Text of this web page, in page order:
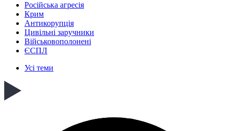
Російська агресія
Крим
Антикорупція
Цивільні заручники
Військовополонені
ЄСПЛ
Усі теми